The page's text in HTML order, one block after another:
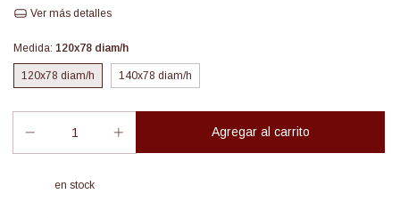
Ver más detalles
Medida: 120x78 diam/h
120x78 diam/h 140x78 diam/h
en stock